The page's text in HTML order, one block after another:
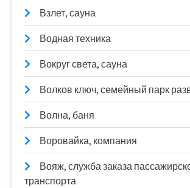
Взлет, сауна
Водная техника
Вокруг света, сауна
Волков ключ, семейный парк
Волна, баня
Воровайка, компания
Вояж, служба заказа
транспорта